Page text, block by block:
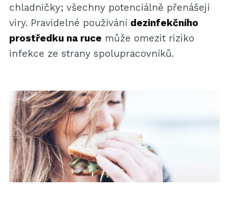
chladničky; všechny potenciálně přenášejí
viry. Pravidelné používání dezinfekčního
prostředku na ruce může omezit riziko
infekce ze strany spolupracovníků.